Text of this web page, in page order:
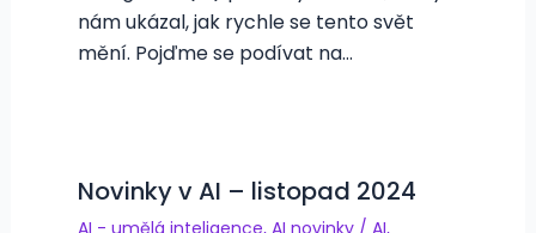
nám ukázal, jak rychle se tento svět
mění. Pojďme se podívat na…
Novinky v AI – listopad 2024